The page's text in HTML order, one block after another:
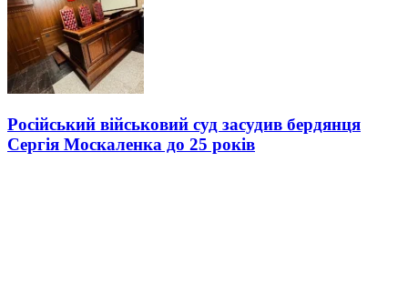
Російський військовий суд засудив бердянця
Сергія Москаленка до 25 років